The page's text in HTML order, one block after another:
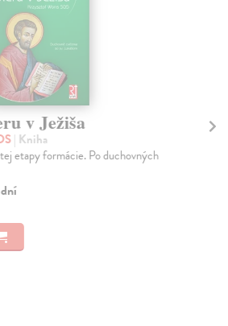
v Ježiša
| Kniha
etapy formácie. Po duchovných